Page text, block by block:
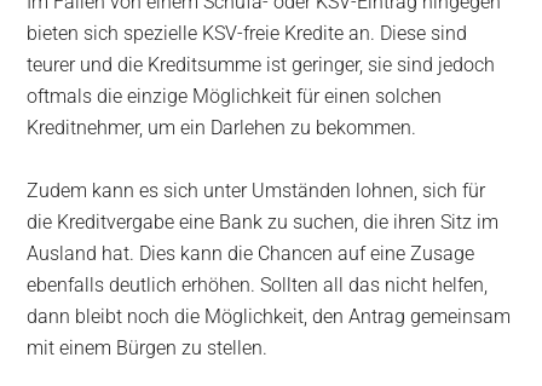
bieten sich spezielle KSV-freie Kredite an. Diese sind
teurer und die Kreditsumme ist geringer, sie sind jedoch
oftmals die einzige Möglichkeit für einen solchen
Kreditnehmer, um ein Darlehen zu bekommen.
Zudem kann es sich unter Umständen lohnen, sich für
die Kreditvergabe eine Bank zu suchen, die ihren Sitz im
Ausland hat. Dies kann die Chancen auf eine Zusage
ebenfalls deutlich erhöhen. Sollten all das nicht helfen,
dann bleibt noch die Möglichkeit, den Antrag gemeinsam
mit einem Bürgen zu stellen.